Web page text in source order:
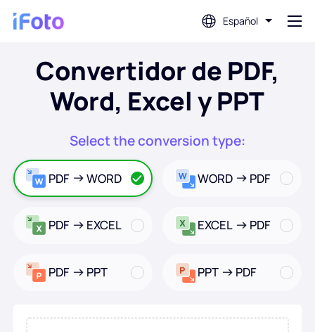
Español
Acceso
Editor de fotos con IA
Eliminador de fondo
Mejorador de fotografías
Creador de fotografías para pasaporte
Peinado con IA
Convertidor de PDF,
Word, Excel y PPT
Select the conversion type:
PDF WORD
PDF EXCEL
PDF PPT
WORD PDF
EXCEL PDF
PPT PDF